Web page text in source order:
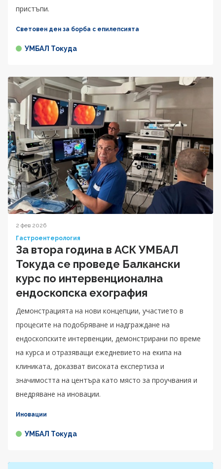
пристъпи.
Световен ден за борба с епилепсията
УМБАЛ Токуда
2 фев 2026
Гастроентерология
За втора година в АСК УМБАЛ
Токуда се проведе Балкански
курс по интервенционална
ендоскопска ехография
Демонстрацията на нови концепции, участието в
процесите на подобряване и надграждане на
ендоскопските интервенции, демонстрирани по време
на курса и отразяващи ежедневието на екипа на
клиниката, доказват високата експертиза и
значимостта на центъра като място за проучвания и
внедряване на иновации.
Иновации
УМБАЛ Токуда